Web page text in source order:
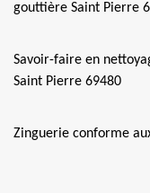
gouttière Saint Pierre
Savoir-faire en
Saint Pierre 69480
Zinguerie conforme